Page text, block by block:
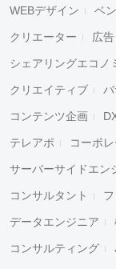
WEBデザイン ベ
クリエーター 広告
シェアリングエコノ
クリエイティブ
コンテンツ企画
テレアポ コーポレ
サーバーサイドエン
コンサルタント
データエンジニア
コンサルティング